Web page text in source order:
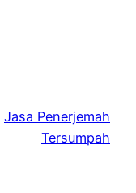
Jasa Penerjemah
Tersumpah